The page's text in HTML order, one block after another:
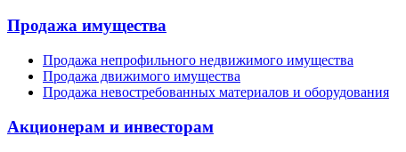
Продажа имущества
Продажа непрофильного недвижимого имущества
Продажа движимого имущества
Продажа невостребованных материалов и оборудования
Акционерам и инвесторам